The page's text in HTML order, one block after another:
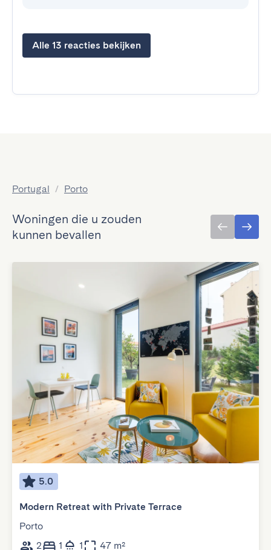
Alle 13 reacties bekijken
Portugal / Porto
Woningen die u zouden
kunnen bevallen
5.0
Modern Retreat with Private Terrace
Porto
2
1 1 47 m²